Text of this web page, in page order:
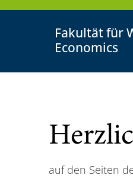
Fakultät für
Economics
auf den Seiten